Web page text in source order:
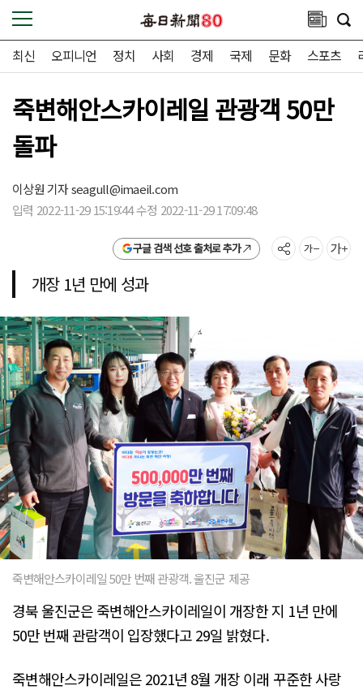
최신 오피니언 정치 사회 경제 국제 문화 스포츠
죽변해안스카이레일 관광객 50만
돌파
이상원 기자seagull@imaeil.com
입력 2022-11-29 15:19:44 수정 2022-11-29 17:09:48
구글 검색 선호 출처로 추가
개장 1년 만에 성과
죽변해안스카이레일 50만 번째 관광객. 울진군 제공
경북 울진군은 죽변해안스카이레일이 개장한 지 1년 만에
50만 번째 관람객이 입장했다고 29일 밝혔다.
죽변해안스카이레일은 2021년 8월 개장 이래 꾸준한 사랑